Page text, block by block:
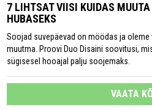
7 LIHTSAT VIISI KUIDAS MUUTA
HUBASEKS
Soojad suvepäevad on möödas ja
muutma. Proovi Duo Disaini soovitusi,
sügisesel hooajal palju soojemaks.
VAATA